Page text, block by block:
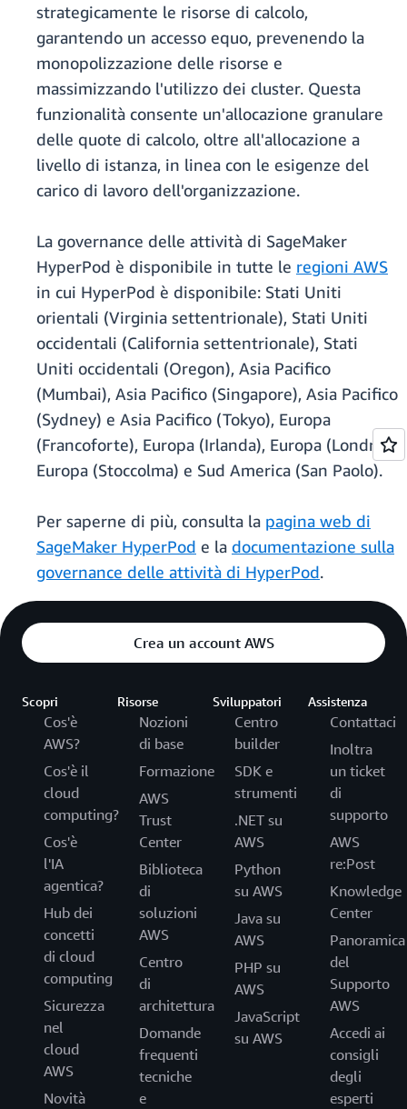
strategicamente le risorse di calcolo,
garantendo un accesso equo, prevenendo la
monopolizzazione delle risorse e
massimizzando l'utilizzo dei cluster. Questa
funzionalità consente un'allocazione granulare
delle quote di calcolo, oltre all'allocazione a
livello di istanza, in linea con le esigenze del
carico di lavoro dell'organizzazione.
La governance delle attività di SageMaker
HyperPod è disponibile in tutte le regioni AWS
in cui HyperPod è disponibile: Stati Uniti
orientali (Virginia settentrionale), Stati Uniti
occidentali (California settentrionale), Stati
Uniti occidentali (Oregon), Asia Pacifico
(Mumbai), Asia Pacifico (Singapore), Asia Pacifico
(Sydney) e Asia Pacifico (Tokyo), Europa
(Francoforte), Europa (Irlanda), Europa (Londra),
Europa (Stoccolma) e Sud America (San Paolo).
Per saperne di più, consulta la pagina web di
SageMaker HyperPod e la documentazione sulla
governance delle attività di HyperPod.
Crea un account AWS
Scopri
Cos'è
AWS?
Cos'è il
cloud
computing?
Cos'è
l'IA
agentica?
Hub dei
concetti
di cloud
computing
Sicurezza
nel
cloud
AWS
Novità
Risorse
Nozioni
di base
Formazione
AWS
Trust
Center
Biblioteca
di
soluzioni
AWS
Centro
di
architettura
Domande
frequenti
tecniche
e
Sviluppatori
Centro
builder
SDK e
strumenti
.NET su
AWS
Python
su AWS
Java su
AWS
PHP su
AWS
JavaScript
su AWS
Assistenza
Contattaci
Inoltra
un ticket
di
supporto
AWS
re:Post
Knowledge
Center
Panoramica
del
Supporto
AWS
Accedi ai
consigli
degli
esperti